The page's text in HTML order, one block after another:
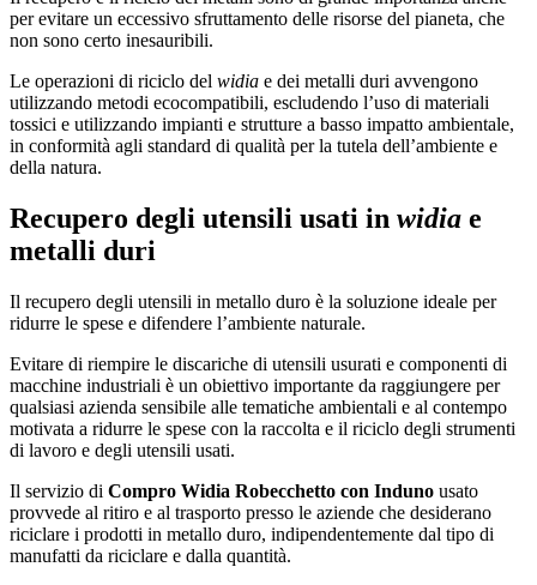
per evitare un eccessivo sfruttamento delle risorse del pianeta, che
non sono certo inesauribili.
Le operazioni di riciclo del widia e dei metalli duri avvengono
utilizzando metodi ecocompatibili, escludendo l’uso di materiali
tossici e utilizzando impianti e strutture a basso impatto ambientale,
in conformità agli standard di qualità per la tutela dell’ambiente e
della natura.
Recupero degli utensili usati in widia e
metalli duri
Il recupero degli utensili in metallo duro è la soluzione ideale per
ridurre le spese e difendere l’ambiente naturale.
Evitare di riempire le discariche di utensili usurati e componenti di
macchine industriali è un obiettivo importante da raggiungere per
qualsiasi azienda sensibile alle tematiche ambientali e al contempo
motivata a ridurre le spese con la raccolta e il riciclo degli strumenti
di lavoro e degli utensili usati.
Il servizio di Compro Widia Robecchetto con Induno usato
provvede al ritiro e al trasporto presso le aziende che desiderano
riciclare i prodotti in metallo duro, indipendentemente dal tipo di
manufatti da riciclare e dalla quantità.